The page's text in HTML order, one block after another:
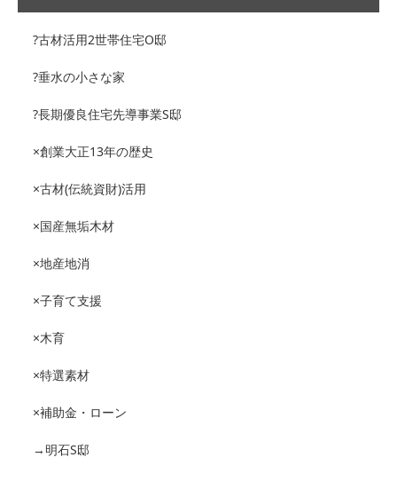
?古材活用2世帯住宅O邸
?垂水の小さな家
?長期優良住宅先導事業S邸
×創業大正13年の歴史
×古材(伝統資財)活用
×国産無垢木材
×地産地消
×子育て支援
×木育
×特選素材
×補助金・ローン
→明石S邸